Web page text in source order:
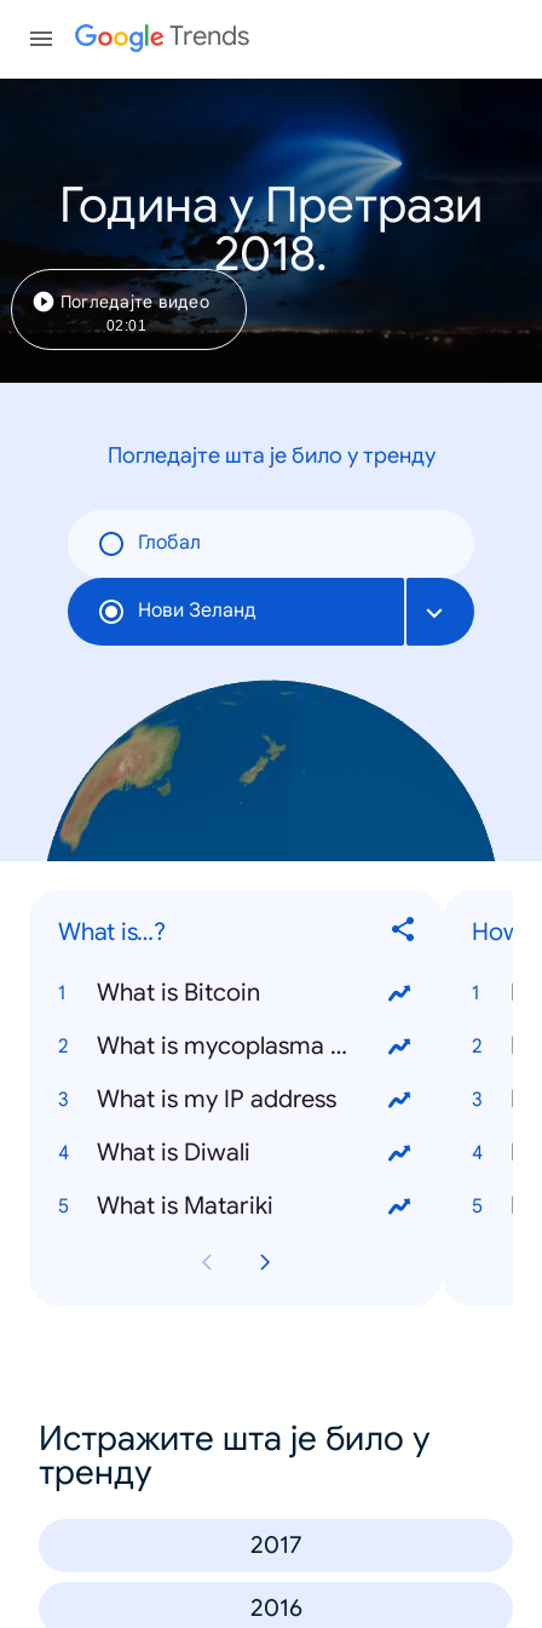
Trends
Година у Претрази
2018.
Погледајте видео
02:01
Погледајте шта је било у тренду
Глобал
Нови Зеланд
What is…?
What is Bitcoin
What is mycoplasma bovis
What is my IP address
What is Diwali
What is Matariki
How
Истражите шта је било у
тренду
2017
2016